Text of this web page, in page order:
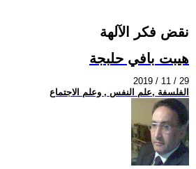
نقض فكر الآلهة
هيبت بافي حلبجة
2019 / 11 / 29
الفلسفة ,علم النفس , وعلم الاجتماع